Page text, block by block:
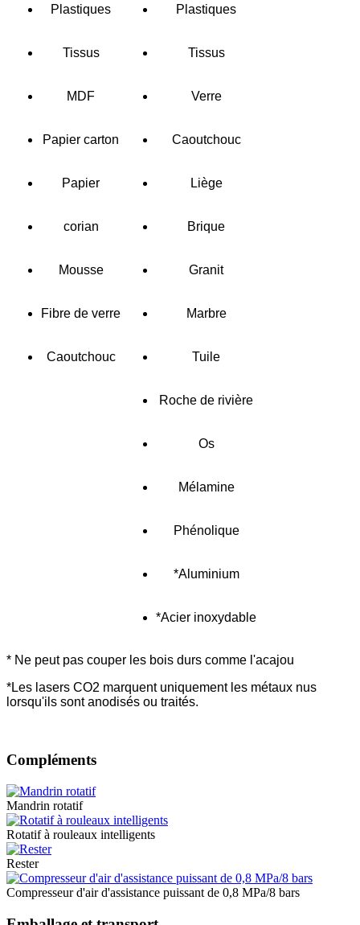
Plastiques Plastiques
Tissus Tissus
MDF Verre
Papier carton Caoutchouc
Papier Liège
corian Brique
Mousse Granit
Fibre de verre Marbre
Caoutchouc Tuile
Roche de rivière
Os
Mélamine
Phénolique
*Aluminium
*Acier inoxydable
* Ne peut pas couper les bois durs comme l'acajou
*Les lasers CO2 marquent uniquement les métaux nus
lorsqu'ils sont anodisés ou traités.
Compléments
Mandrin rotatif
Rotatif à rouleaux intelligents
Rester
Compresseur d'air d'assistance puissant de 0,8 MPa/8 bars